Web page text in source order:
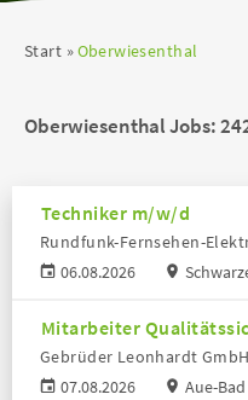
Start Oberwiesenthal
Oberwiesenthal Jobs:
Techniker m/w/d
06.08.2026
Rundfunk-Fernsehen-
Mitarbeiter
07.08.2026
Gebrüder Leonhardt
Aue-